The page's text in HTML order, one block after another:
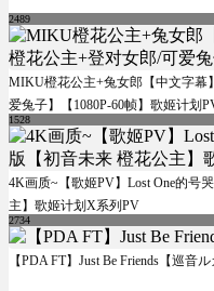
2489
MIKU橙花公主+兔女郎【中文字幕
爱兔子】【1080P-60帧】歌姬计划
1528
4K画质~【歌姬PV】Lost One的号
主】歌姬计划X系列PV
2734
【PDA FT】Just Be Friends【巡音ル